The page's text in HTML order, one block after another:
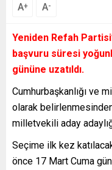
A+ A-
Yeniden Refah
başvuru süresi
gününe uzatıldı.
Cumhurbaşkanlığı ve
olarak
milletvekili aday
Seçime ilk kez
önce 17 Mart Cuma